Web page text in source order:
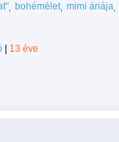
bohémélet mimi áriája
13 éve